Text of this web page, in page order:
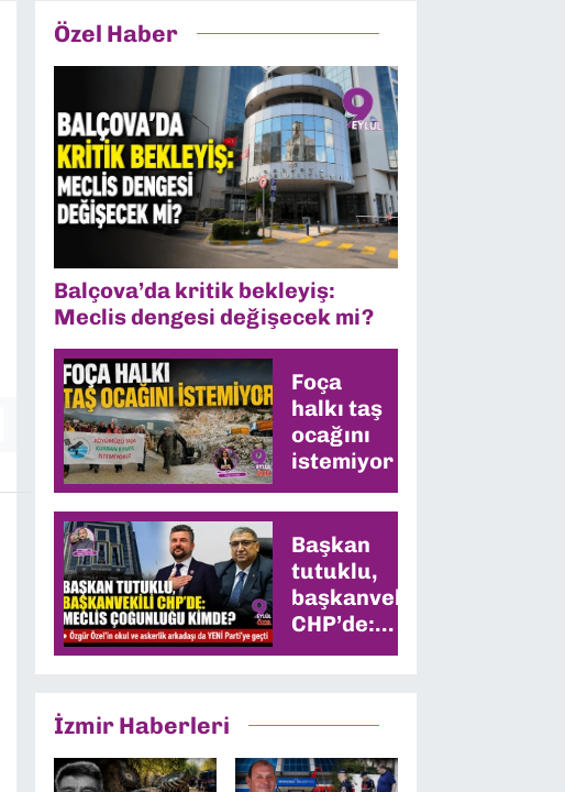
Özel Haber
Balçova’da kritik bekleyiş:
Meclis dengesi değişecek mi?
Foça
halkı taş
ocağını
istemiyor
Başkan
tutuklu,
başkanvekili
CHP’de:
Meclis
İzmir Haberleri